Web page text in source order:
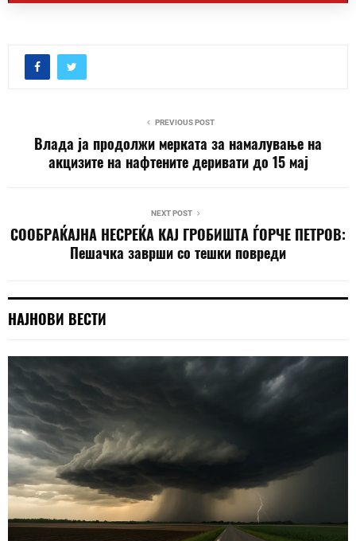
PREVIOUS POST
Влада ја продолжи мерката за намалување на
акцизите на нафтените деривати до 15 мај
NEXT POST
СООБРАЌАЈНА НЕСРЕЌА КАЈ ГРОБИШТА ЃОРЧЕ ПЕТРОВ:
Пешачка заврши со тешки повреди
НАЈНОВИ ВЕСТИ